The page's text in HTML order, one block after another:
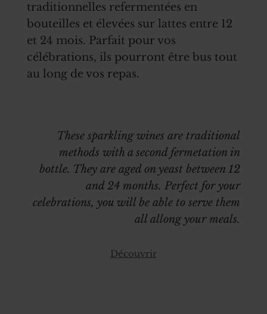
traditionnelles refermentées en
bouteilles et élevées sur lattes entre 12
et 24 mois. Parfait pour vos
célébrations, ils pourront être bus tout
au long de vos repas.
These sparkling wines are traditional
methods with a second fermetation in
bottle. They are aged on yeast between 12
and 24 months. Perfect for your
celebrations, you will be able to serve them
all allong your meals.
Découvrir